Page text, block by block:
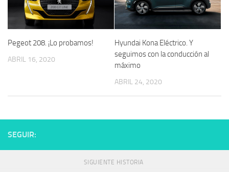
Pegeot 208. ¡Lo probamos!
ABRIL 16, 2020
Hyundai Kona Eléctrico. Y
seguimos con la conducción al
máximo
ABRIL 24, 2020
SEGUIR:
SIGUIENTE HISTORIA